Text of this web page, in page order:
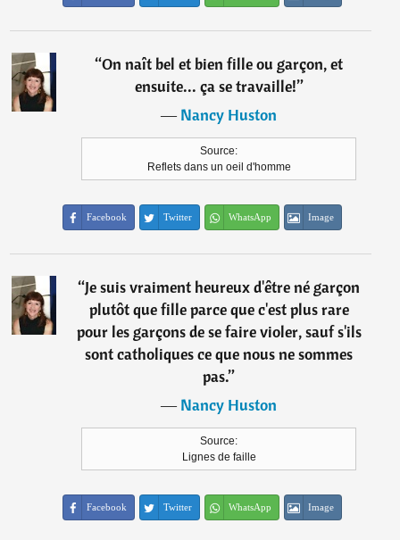
“On naît bel et bien fille ou garçon, et
ensuite... ça se travaille!”
―Nancy Huston
Source:
Reflets dans un oeil d'homme
Facebook Twitter WhatsApp Image
“Je suis vraiment heureux d'être né garçon
plutôt que fille parce que c'est plus rare
pour les garçons de se faire violer, sauf s'ils
sont catholiques ce que nous ne sommes
pas.”
―Nancy Huston
Source:
Lignes de faille
Facebook Twitter WhatsApp Image